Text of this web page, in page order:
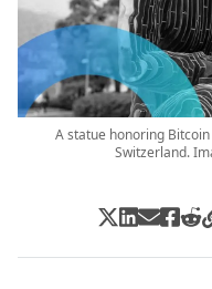
A statue honoring
Switzerland.